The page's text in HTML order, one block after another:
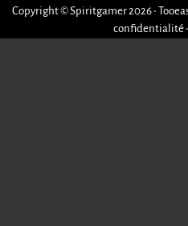
Copyright © Spiritgamer 2026 •
confidentialité •